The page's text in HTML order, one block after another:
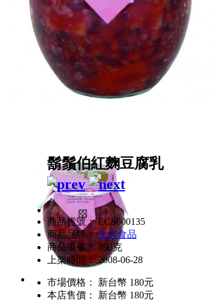
鬍鬚伯紅麴豆腐乳
商品貨號： ECS000135
商品品牌：大方食品
商品重量： 390克
上架時間： 2008-06-28
市場價格： 新台幣 180元
本店售價： 新台幣 180元